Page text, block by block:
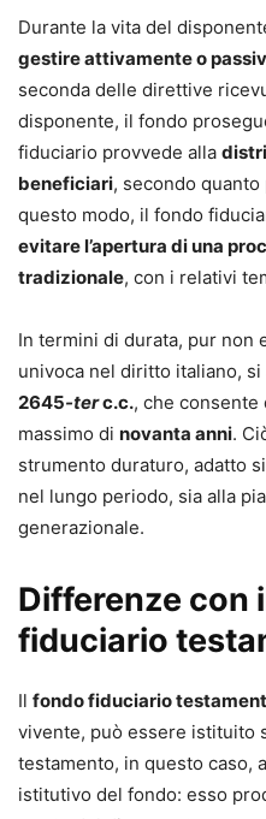
Durante la vita del
gestire attivamente o
seconda delle direttive
disponente, il fondo
fiduciario provvede alla
beneficiari, secondo
questo modo, il fondo
evitare l’apertura di una
tradizionale, con i relativi
In termini di durata, pur non
univoca nel diritto italiano, si
2645-terc.c., che
massimo di novanta anni.
strumento duraturo, adatto
nel lungo periodo, sia alla
generazionale.
Differenze con
fiduciario
Il fondo fiduciario
vivente, può essere istituito
testamento, in questo caso,
istitutivo del fondo: esso